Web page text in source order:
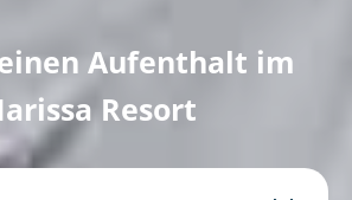
Aufenthalt im
Resort